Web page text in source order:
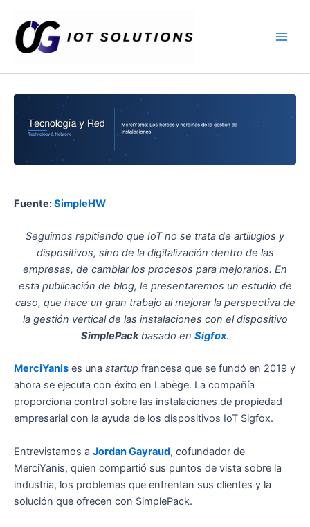
contenido
Fuente:SimpleHW
Seguimos repitiendo que IoT no se trata de artilugios y
dispositivos, sino de la digitalización dentro de las
empresas, de cambiar los procesos para mejorarlos. En
esta publicación de blog, le presentaremos un estudio de
caso, que hace un gran trabajo al mejorar la perspectiva de
la gestión vertical de las instalaciones con el dispositivo
SimplePackbasado en Sigfox.
MerciYanis es una startup francesa que se fundó en 2019 y
ahora se ejecuta con éxito en Labège. La compañía
proporciona control sobre las instalaciones de propiedad
empresarial con la ayuda de los dispositivos IoT Sigfox.
Entrevistamos a Jordan Gayraud, cofundador de
MerciYanis, quien compartió sus puntos de vista sobre la
industria, los problemas que enfrentan sus clientes y la
solución que ofrecen con SimplePack.